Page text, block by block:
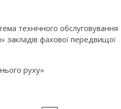
технічного обслуговування
закладів фахової передвищої
руху»